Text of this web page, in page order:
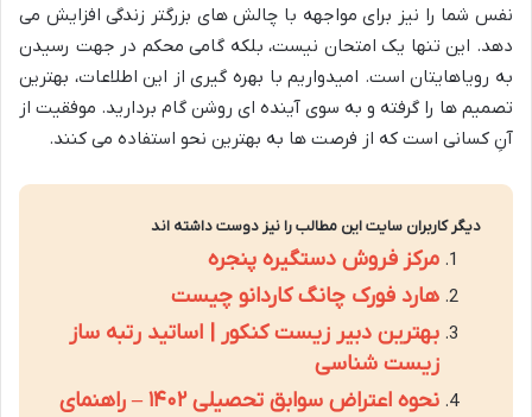
نفس شما را نیز برای مواجهه با چالش های بزرگتر زندگی افزایش می
دهد. این تنها یک امتحان نیست، بلکه گامی محکم در جهت رسیدن
به رویاهایتان است. امیدواریم با بهره گیری از این اطلاعات، بهترین
تصمیم ها را گرفته و به سوی آینده ای روشن گام بردارید. موفقیت از
آنِ کسانی است که از فرصت ها به بهترین نحو استفاده می کنند.
دیگر کاربران سایت این مطالب را نیز دوست داشته اند
مرکز فروش دستگیره پنجره
هارد فورک چانگ کاردانو چیست
بهترین دبیر زیست کنکور | اساتید رتبه ساز
زیست شناسی
نحوه اعتراض سوابق تحصیلی ۱۴۰۲ – راهنمای